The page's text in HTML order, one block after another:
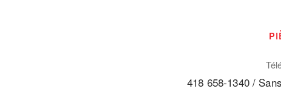
418 658-1340 /